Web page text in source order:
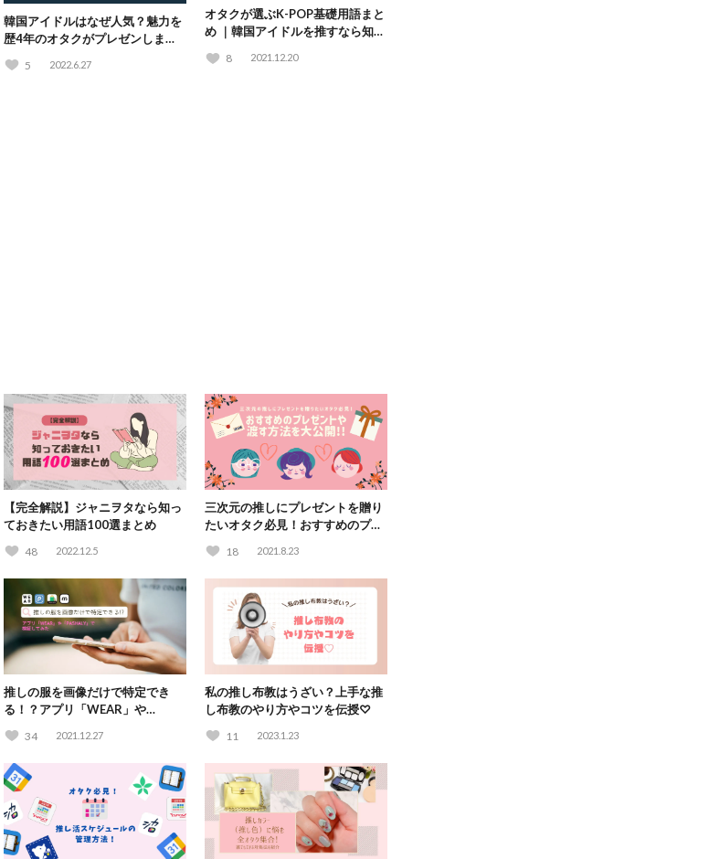
韓国アイドルはなぜ人気？魅力を
歴4年のオタクがプレゼンしま
5 2022.6.27
オタクが選ぶK-POP基礎用語まと
め ｜韓国アイドルを推すなら知っ
8 2021.12.20
【完全解説】ジャニヲタなら知っ
ておきたい用語100選まとめ
48 2022.12.5
三次元の推しにプレゼントを贈り
たいオタク必見！おすすめのプレ
18 2021.8.23
推しの服を画像だけで特定でき
る！？アプリ「WEAR」や
34 2021.12.27
私の推し布教はうざい？上手な推
し布教のやり方やコツを伝授♡
11 2023.1.23